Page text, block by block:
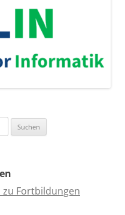
Fortbildungen